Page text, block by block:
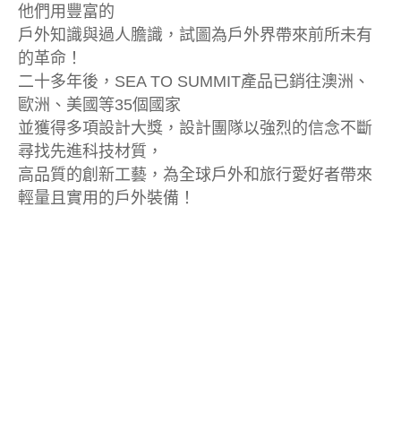
他們用豐富的
戶外知識與過人膽識，試圖為戶外界帶來前所未有
的革命！
二十多年後，SEA TO SUMMIT產品已銷往澳洲、
歐洲、美國等35個國家
並獲得多項設計大獎，設計團隊以強烈的信念不斷
尋找先進科技材質，
高品質的創新工藝，為全球戶外和旅行愛好者帶來
輕量且實用的戶外裝備！